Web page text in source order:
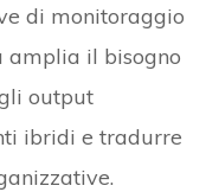
di monitoraggio
amplia il bisogno
output
ibridi e tradurre